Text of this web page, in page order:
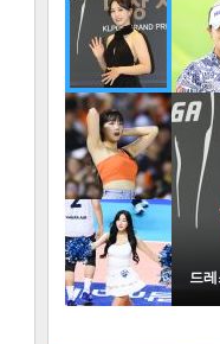
FOCUS
많이 본 뉴스
연예
스포츠
2